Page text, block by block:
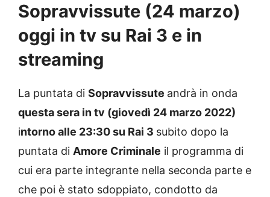
Sopravvissute (24 marzo)
oggi in tv su Rai 3 e in
streaming
La puntata di Sopravvissute andrà in onda
questa sera in tv (giovedì 24 marzo 2022)
intorno alle 23:30 su Rai 3 subito dopo la
puntata di Amore Criminale il programma di
cui era parte integrante nella seconda parte e
che poi è stato sdoppiato, condotto da